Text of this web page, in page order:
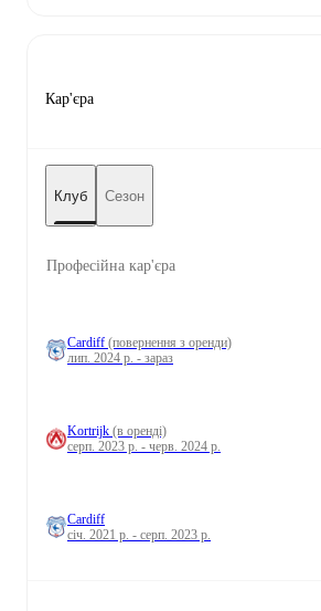
Кар'єра
Клуб Сезон
Професійна кар'єра
Cardiff (повернення з оренди)
лип. 2024 р. - зараз
Kortrijk (в оренді)
серп. 2023 р. - черв. 2024 р.
Cardiff
січ. 2021 р. - серп. 2023 р.